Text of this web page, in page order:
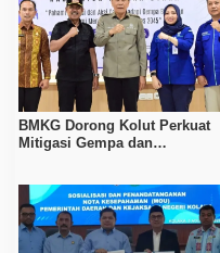
BMKG Dorong Kolut Perkuat
Mitigasi Gempa dan